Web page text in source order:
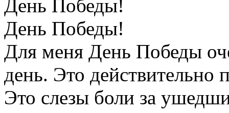
День Победы!
День Победы!
Для меня День Победы
день. Это действительно
Это слезы боли за